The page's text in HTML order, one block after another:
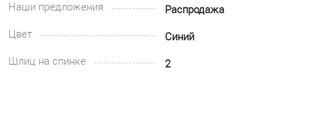
Наши предложения
Распродажа
Цвет
Синий
Шлиц на спинке
2